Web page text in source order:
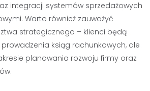
integracji systemów sprzedażowych
Warto również zauważyć
strategicznego – klienci będą
ksiąg rachunkowych, ale
planowania rozwoju firmy oraz